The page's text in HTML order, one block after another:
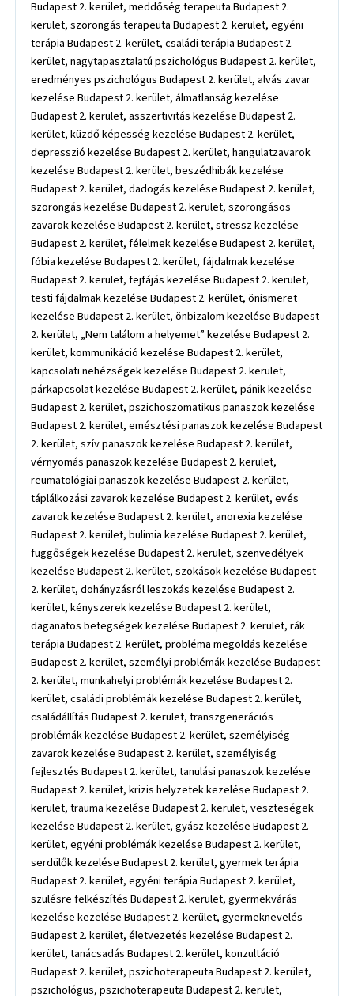
Budapest 2. kerület, meddőség terapeuta Budapest 2.
kerület, szorongás terapeuta Budapest 2. kerület, egyéni
terápia Budapest 2. kerület, családi terápia Budapest 2.
kerület, nagytapasztalatú pszichológus Budapest 2. kerület,
eredményes pszichológus Budapest 2. kerület, alvás zavar
kezelése Budapest 2. kerület, álmatlanság kezelése
Budapest 2. kerület, asszertivitás kezelése Budapest 2.
kerület, küzdő képesség kezelése Budapest 2. kerület,
depresszió kezelése Budapest 2. kerület, hangulatzavarok
kezelése Budapest 2. kerület, beszédhibák kezelése
Budapest 2. kerület, dadogás kezelése Budapest 2. kerület,
szorongás kezelése Budapest 2. kerület, szorongásos
zavarok kezelése Budapest 2. kerület, stressz kezelése
Budapest 2. kerület, félelmek kezelése Budapest 2. kerület,
fóbia kezelése Budapest 2. kerület, fájdalmak kezelése
Budapest 2. kerület, fejfájás kezelése Budapest 2. kerület,
testi fájdalmak kezelése Budapest 2. kerület, önismeret
kezelése Budapest 2. kerület, önbizalom kezelése Budapest
2. kerület, „Nem találom a helyemet” kezelése Budapest 2.
kerület, kommunikáció kezelése Budapest 2. kerület,
kapcsolati nehézségek kezelése Budapest 2. kerület,
párkapcsolat kezelése Budapest 2. kerület, pánik kezelése
Budapest 2. kerület, pszichoszomatikus panaszok kezelése
Budapest 2. kerület, emésztési panaszok kezelése Budapest
2. kerület, szív panaszok kezelése Budapest 2. kerület,
vérnyomás panaszok kezelése Budapest 2. kerület,
reumatológiai panaszok kezelése Budapest 2. kerület,
táplálkozási zavarok kezelése Budapest 2. kerület, evés
zavarok kezelése Budapest 2. kerület, anorexia kezelése
Budapest 2. kerület, bulimia kezelése Budapest 2. kerület,
függőségek kezelése Budapest 2. kerület, szenvedélyek
kezelése Budapest 2. kerület, szokások kezelése Budapest
2. kerület, dohányzásról leszokás kezelése Budapest 2.
kerület, kényszerek kezelése Budapest 2. kerület,
daganatos betegségek kezelése Budapest 2. kerület, rák
terápia Budapest 2. kerület, probléma megoldás kezelése
Budapest 2. kerület, személyi problémák kezelése Budapest
2. kerület, munkahelyi problémák kezelése Budapest 2.
kerület, családi problémák kezelése Budapest 2. kerület,
családállítás Budapest 2. kerület, transzgenerációs
problémák kezelése Budapest 2. kerület, személyiség
zavarok kezelése Budapest 2. kerület, személyiség
fejlesztés Budapest 2. kerület, tanulási panaszok kezelése
Budapest 2. kerület, krizis helyzetek kezelése Budapest 2.
kerület, trauma kezelése Budapest 2. kerület, veszteségek
kezelése Budapest 2. kerület, gyász kezelése Budapest 2.
kerület, egyéni problémák kezelése Budapest 2. kerület,
serdülők kezelése Budapest 2. kerület, gyermek terápia
Budapest 2. kerület, egyéni terápia Budapest 2. kerület,
szülésre felkészítés Budapest 2. kerület, gyermekvárás
kezelése kezelése Budapest 2. kerület, gyermeknevelés
Budapest 2. kerület, életvezetés kezelése Budapest 2.
kerület, tanácsadás Budapest 2. kerület, konzultáció
Budapest 2. kerület, pszichoterapeuta Budapest 2. kerület,
pszichológus, pszichoterapeuta Budapest 2. kerület,